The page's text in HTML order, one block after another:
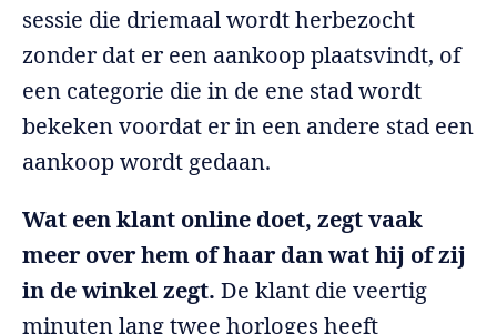
sessie die driemaal wordt herbezocht
zonder dat er een aankoop plaatsvindt, of
een categorie die in de ene stad wordt
bekeken voordat er in een andere stad een
aankoop wordt gedaan.
Wat een klant online doet, zegt vaak
meer over hem of haar dan wat hij of zij
in de winkel zegt. De klant die veertig
minuten lang twee horloges heeft